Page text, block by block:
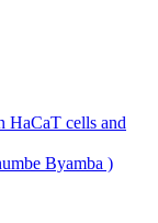
HaCaT cells and
Byamba )